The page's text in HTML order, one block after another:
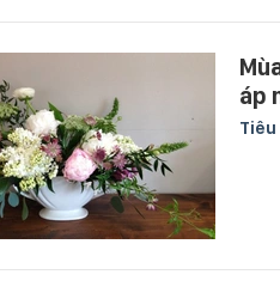
áp
Tiêu